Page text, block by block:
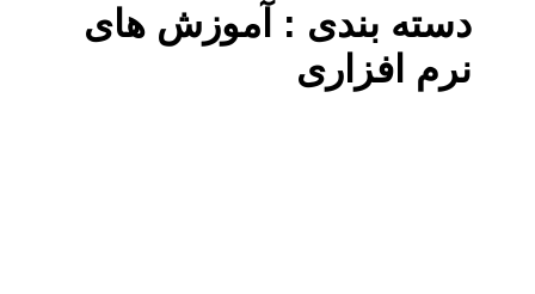
دسته بندی : آموزش های
نرم افزاری